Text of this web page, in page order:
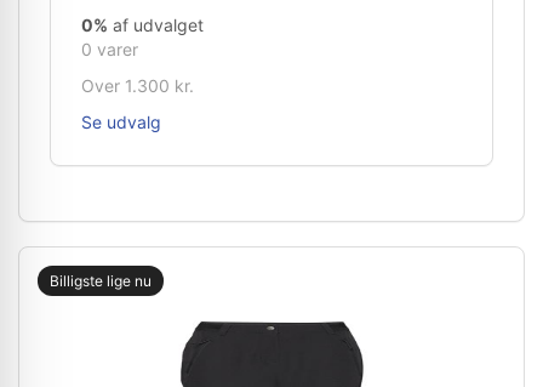
0% af udvalget
0 varer
Over 1.300 kr.
Se udvalg
Billigste lige nu